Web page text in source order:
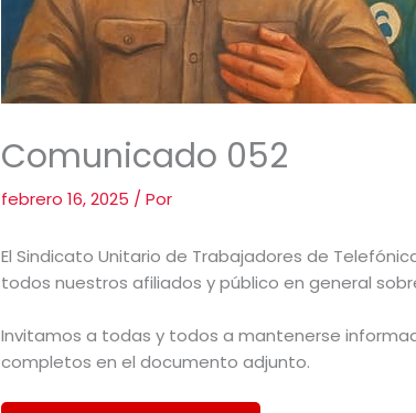
Comunicado 052
febrero 16, 2025 / Por
El Sindicato Unitario de Trabajadores de
todos nuestros afiliados y público en general
Invitamos a todas y todos a mantenerse
completos en el documento adjunto.